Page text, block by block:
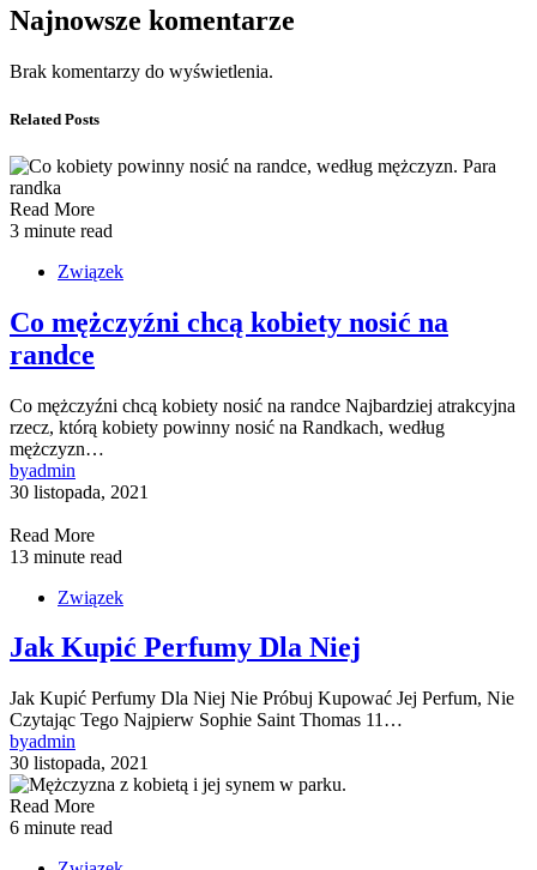
Najnowsze komentarze
Brak komentarzy do wyświetlenia.
Related Posts
Read More
3 minute read
Związek
Co mężczyźni chcą kobiety nosić na
randce
Co mężczyźni chcą kobiety nosić na randce Najbardziej atrakcyjna
rzecz, którą kobiety powinny nosić na Randkach, według
mężczyzn…
byadmin
30 listopada, 2021
Read More
13 minute read
Związek
Jak Kupić Perfumy Dla Niej
Jak Kupić Perfumy Dla Niej Nie Próbuj Kupować Jej Perfum, Nie
Czytając Tego Najpierw Sophie Saint Thomas 11…
byadmin
30 listopada, 2021
Read More
6 minute read